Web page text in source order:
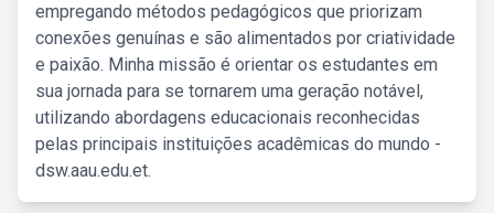
empregando métodos pedagógicos que priorizam
conexões genuínas e são alimentados por criatividade
e paixão. Minha missão é orientar os estudantes em
sua jornada para se tornarem uma geração notável,
utilizando abordagens educacionais reconhecidas
pelas principais instituições acadêmicas do mundo -
dsw.aau.edu.et.